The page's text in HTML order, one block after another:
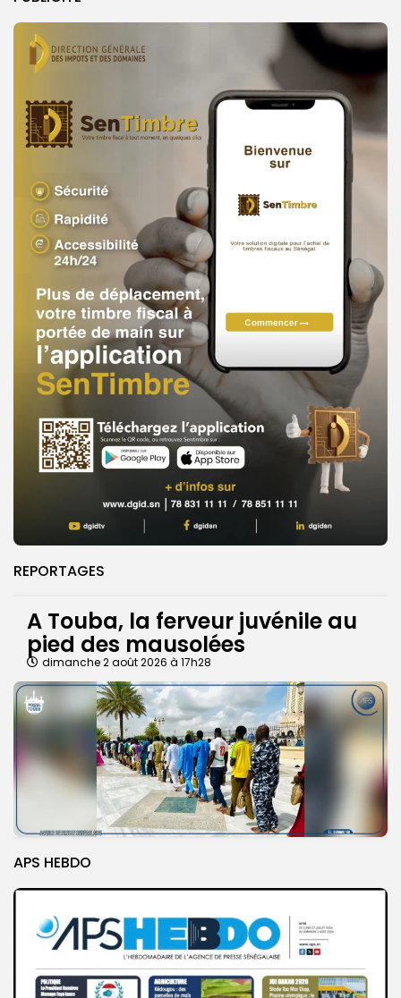
REPORTAGES
A Touba, la ferveur juvénile au
pied des mausolées
dimanche 2 août 2026 à 17h28
APS HEBDO